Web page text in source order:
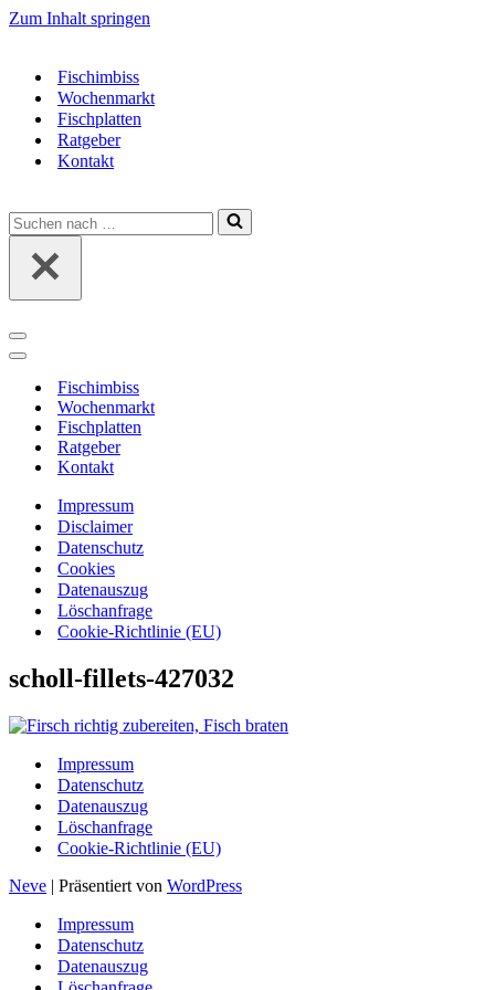
Zum Inhalt springen
Fischimbiss
Wochenmarkt
Fischplatten
Ratgeber
Kontakt
Suchen
nach …
Navigationsmenü
Navigationsmenü
Fischimbiss
Wochenmarkt
Fischplatten
Ratgeber
Kontakt
Impressum
Disclaimer
Datenschutz
Cookies
Datenauszug
Löschanfrage
Cookie-Richtlinie (EU)
scholl-fillets-427032
Impressum
Datenschutz
Datenauszug
Löschanfrage
Cookie-Richtlinie (EU)
Neve | Präsentiert von WordPress
Impressum
Datenschutz
Datenauszug